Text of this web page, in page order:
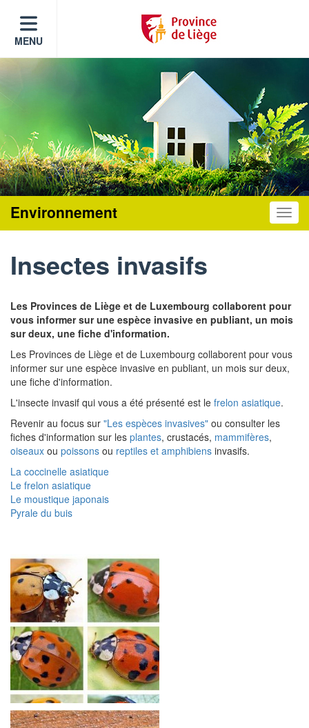
MENU
Environnement
Insectes invasifs
Les Provinces de Liège et de Luxembourg collaborent pour
vous informer sur une espèce invasive en publiant, un mois
sur deux, une fiche d'information.
Les Provinces de Liège et de Luxembourg collaborent pour vous
informer sur une espèce invasive en publiant, un mois sur deux,
une fiche d'information.
L'insecte invasif qui vous a été présenté est le frelon asiatique.
Revenir au focus sur "Les espèces invasives" ou consulter les
fiches d'information sur les plantes, crustacés, mammifères,
oiseaux ou poissons ou reptiles et amphibiens invasifs.
La coccinelle asiatique
Le frelon asiatique
Le moustique japonais
Pyrale du buis